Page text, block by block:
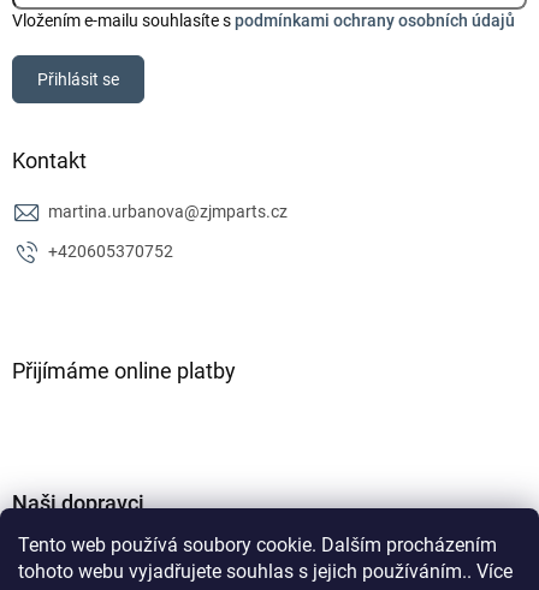
Tento web používá soubory cookie. Dalším procházením
tohoto webu vyjadřujete souhlas s jejich používáním.. Více
Vložením e-mailu souhlasíte spodmínkami ochrany osobních údajů
Přihlásit se
Kontakt
martina.urbanova@zjmparts.cz
+420605370752
Přijímáme online platby
Naši dopravci